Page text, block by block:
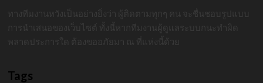
ทางทีมงานหวังเป็นอย่างยิ่งว่า ผู้ติดตามทุกๆ คน จะชื่นชอบรูปแบบ
การนำเสนอของเว็บไซต์ ทั้งนี้หากทีมงานผู้ดูแลระบบกนะทำผิด
พลาดประการใด ต้องขออภัยมา ณ ที่แห่งนี้ด้วย
Tags